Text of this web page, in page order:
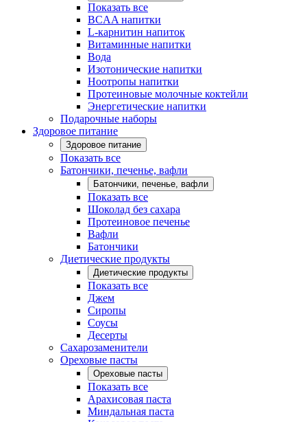
Показать все
BCAA напитки
L-карнитин напиток
Витаминные напитки
Вода
Изотонические напитки
Ноотропы напитки
Протеиновые молочные коктейли
Энергетические напитки
Подарочные наборы
Здоровое питание
Здоровое питание
Показать все
Батончики, печенье, вафли
Батончики, печенье, вафли
Показать все
Шоколад без сахара
Протеиновое печенье
Вафли
Батончики
Диетические продукты
Диетические продукты
Показать все
Джем
Сиропы
Соусы
Десерты
Сахарозаменители
Ореховые пасты
Ореховые пасты
Показать все
Арахисовая паста
Миндальная паста